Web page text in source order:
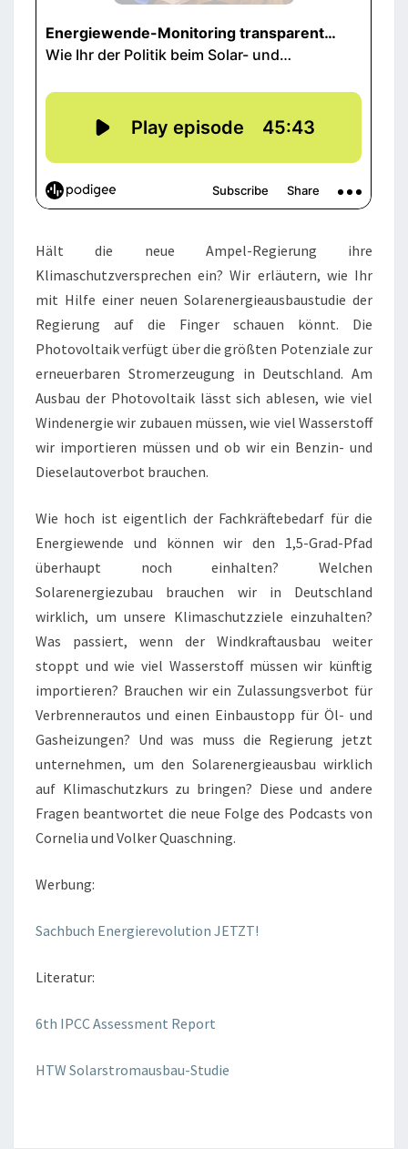
Hält die neue Ampel-Regierung ihre
Klimaschutzversprechen ein? Wir erläutern, wie Ihr
mit Hilfe einer neuen Solarenergieausbaustudie der
Regierung auf die Finger schauen könnt. Die
Photovoltaik verfügt über die größten Potenziale zur
erneuerbaren Stromerzeugung in Deutschland. Am
Ausbau der Photovoltaik lässt sich ablesen, wie viel
Windenergie wir zubauen müssen, wie viel Wasserstoff
wir importieren müssen und ob wir ein Benzin- und
Dieselautoverbot brauchen.
Wie hoch ist eigentlich der Fachkräftebedarf für die
Energiewende und können wir den 1,5-Grad-Pfad
überhaupt noch einhalten? Welchen
Solarenergiezubau brauchen wir in Deutschland
wirklich, um unsere Klimaschutzziele einzuhalten?
Was passiert, wenn der Windkraftausbau weiter
stoppt und wie viel Wasserstoff müssen wir künftig
importieren? Brauchen wir ein Zulassungsverbot für
Verbrennerautos und einen Einbaustopp für Öl- und
Gasheizungen? Und was muss die Regierung jetzt
unternehmen, um den Solarenergieausbau wirklich
auf Klimaschutzkurs zu bringen? Diese und andere
Fragen beantwortet die neue Folge des Podcasts von
Cornelia und Volker Quaschning.
Werbung:
Sachbuch Energierevolution JETZT!
Literatur:
6th IPCC Assessment Report
HTW Solarstromausbau-Studie